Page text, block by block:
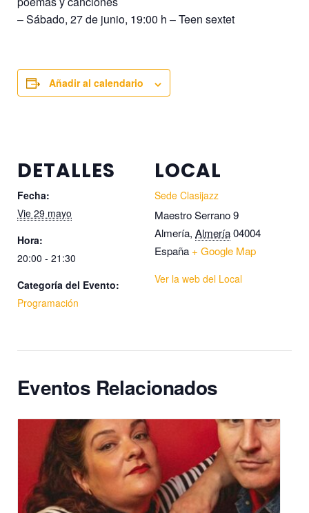
– Sábado, 27 de junio, 19:00 h – Teen sextet
Añadir al calendario
DETALLES
Fecha:
Vie 29 mayo
Hora:
20:00 - 21:30
Categoría del Evento:
Programación
LOCAL
Sede Clasijazz
Maestro Serrano 9
Almería, Almería04004
España + Google Map
Ver la web del Local
Eventos Relacionados